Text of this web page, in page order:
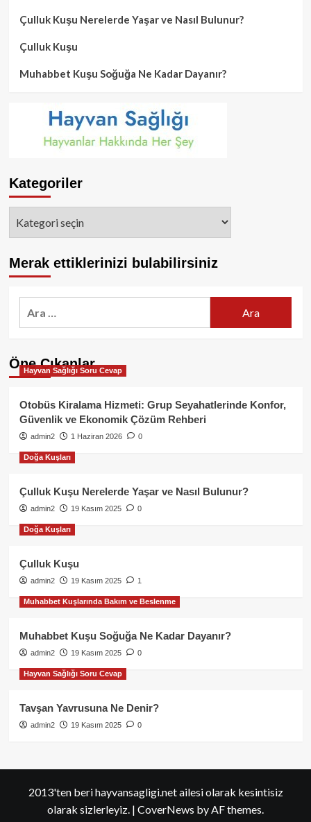
Çulluk Kuşu Nerelerde Yaşar ve Nasıl Bulunur?
Çulluk Kuşu
Muhabbet Kuşu Soğuğa Ne Kadar Dayanır?
Kategoriler
Merak ettiklerinizi bulabilirsiniz
Öne Çıkanlar
Hayvan Sağlığı Soru Cevap
Otobüs Kiralama Hizmeti: Grup Seyahatlerinde Konfor,
Güvenlik ve Ekonomik Çözüm Rehberi
admin2 1 Haziran 2026 0
Doğa Kuşları
Çulluk Kuşu Nerelerde Yaşar ve Nasıl Bulunur?
admin2 19 Kasım 2025 0
Doğa Kuşları
Çulluk Kuşu
admin2 19 Kasım 2025 1
Muhabbet Kuşlarında Bakım ve Beslenme
Muhabbet Kuşu Soğuğa Ne Kadar Dayanır?
admin2 19 Kasım 2025 0
Hayvan Sağlığı Soru Cevap
Tavşan Yavrusuna Ne Denir?
admin2 19 Kasım 2025 0
2013'ten beri hayvansagligi.net ailesi olarak kesintisiz
olarak sizlerleyiz. | CoverNews by AF themes.